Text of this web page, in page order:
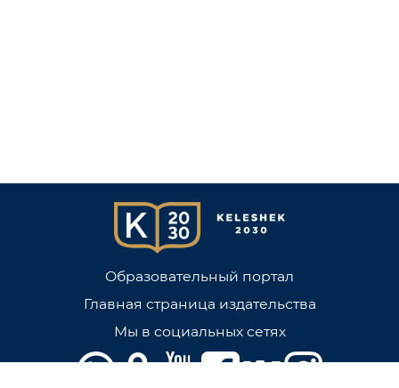
Образовательный портал
Главная страница издательства
Мы в социальных сетях